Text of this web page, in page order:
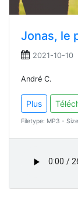
Jonas, le
2021-10-10
André C.
Plus
Filetype: MP3 -